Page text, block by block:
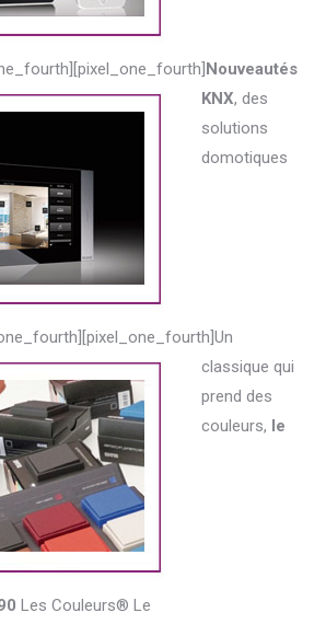
Nouveautés
KNX, des
solutions
domotiques
Un
classique qui
prend des
couleurs, le
Les Couleurs® Le